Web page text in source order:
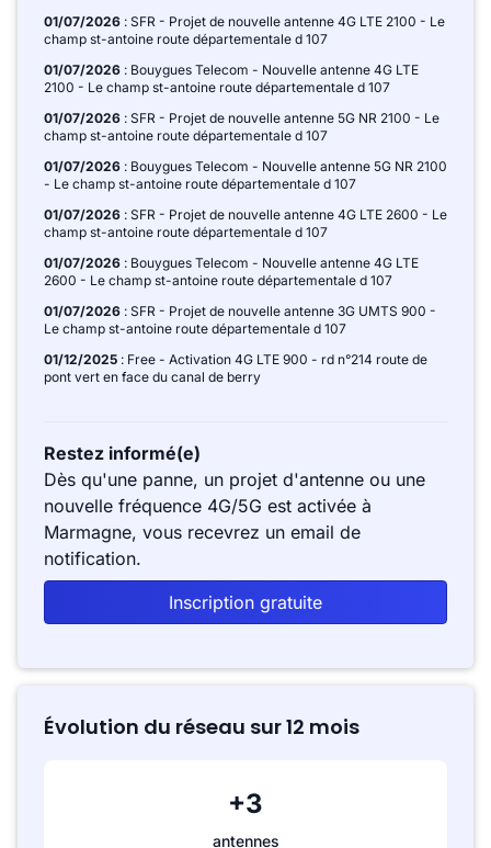
01/07/2026 : SFR - Projet de nouvelle antenne 4G LTE 2100 - Le
champ st-antoine route départementale d 107
01/07/2026 : Bouygues Telecom - Nouvelle antenne 4G LTE
2100 - Le champ st-antoine route départementale d 107
01/07/2026 : SFR - Projet de nouvelle antenne 5G NR 2100 - Le
champ st-antoine route départementale d 107
01/07/2026 : Bouygues Telecom - Nouvelle antenne 5G NR 2100
- Le champ st-antoine route départementale d 107
01/07/2026 : SFR - Projet de nouvelle antenne 4G LTE 2600 - Le
champ st-antoine route départementale d 107
01/07/2026 : Bouygues Telecom - Nouvelle antenne 4G LTE
2600 - Le champ st-antoine route départementale d 107
01/07/2026 : SFR - Projet de nouvelle antenne 3G UMTS 900 -
Le champ st-antoine route départementale d 107
01/12/2025 : Free - Activation 4G LTE 900 - rd n°214 route de
pont vert en face du canal de berry
Restez informé(e)
Dès qu'une panne, un projet d'antenne ou une
nouvelle fréquence 4G/5G est activée à
Marmagne, vous recevrez un email de
notification.
Inscription gratuite
Évolution du réseau sur 12 mois
+3
antennes